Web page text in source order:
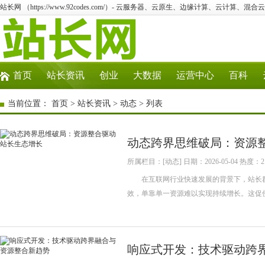
站长网 （https://www.92codes.com/）- 云服务器、云原生、边缘计算、云计算、混合
首页 站长资讯 创业 大数据 运营中心 百科
当前位置： 首页 > 站长资讯 > 动态 > 列表
动态跨界思维破局：资源
所属栏目：[动态] 日期：2026-05-04 热度：2
在互联网行业快速发展的背景下，站长
效，单靠单一资源难以实现持续增长。这
响应式开发：技术驱动跨